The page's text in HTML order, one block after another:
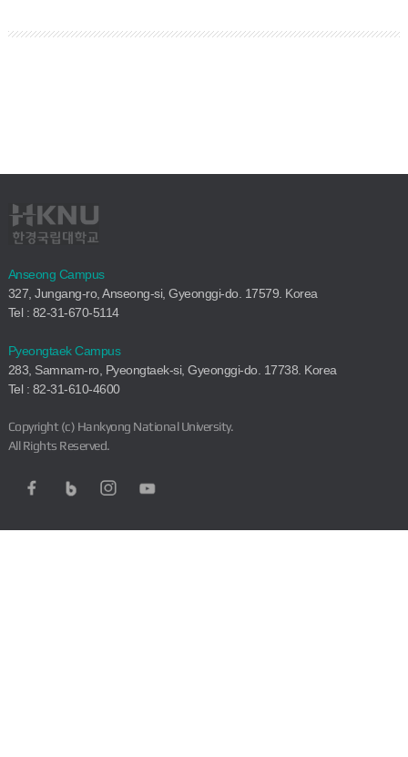
Anseong Campus
327, Jungang-ro, Anseong-si, Gyeonggi-do. 17579. Korea
Tel : 82-31-670-5114
Pyeongtaek Campus
283, Samnam-ro, Pyeongtaek-si, Gyeonggi-do. 17738. Korea
Tel : 82-31-610-4600
Copyright (c) Hankyong National University.
All Rights Reserved.